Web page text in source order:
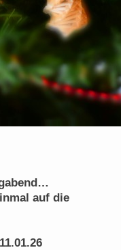
auf die